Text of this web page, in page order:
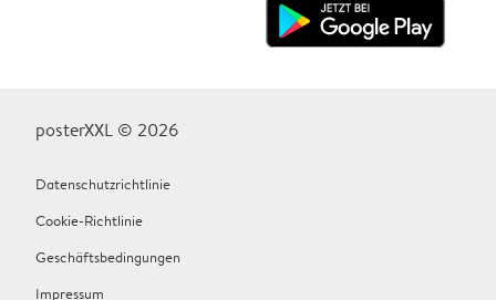
posterXXL © 2026
Datenschutzrichtlinie
Cookie-Richtlinie
Geschäftsbedingungen
Impressum